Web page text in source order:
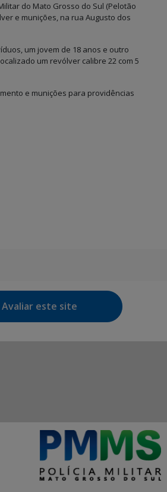
do Mato Grosso do Sul (Pelotão
e munições, na rua Augusto dos
um jovem de 18 anos e outro
um revólver calibre 22 com 5
e munições para providências
Avaliar este site